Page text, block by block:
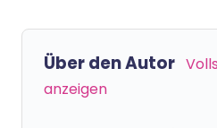
Über den Autor
anzeigen